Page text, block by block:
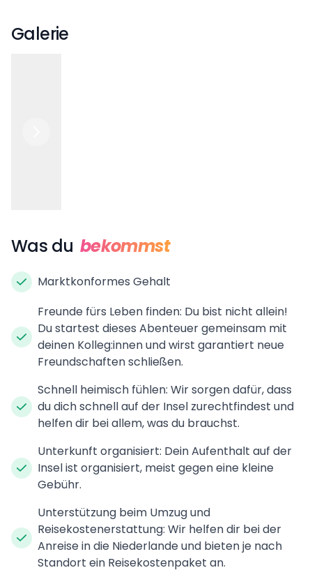
Galerie
Was du bekommst
Marktkonformes Gehalt
Freunde fürs Leben finden: Du bist nicht allein!
Du startest dieses Abenteuer gemeinsam mit
deinen Kolleg:innen und wirst garantiert neue
Freundschaften schließen.
Schnell heimisch fühlen: Wir sorgen dafür, dass
du dich schnell auf der Insel zurechtfindest und
helfen dir bei allem, was du brauchst.
Unterkunft organisiert: Dein Aufenthalt auf der
Insel ist organisiert, meist gegen eine kleine
Gebühr.
Unterstützung beim Umzug und
Reisekostenerstattung: Wir helfen dir bei der
Anreise in die Niederlande und bieten je nach
Standort ein Reisekostenpaket an.